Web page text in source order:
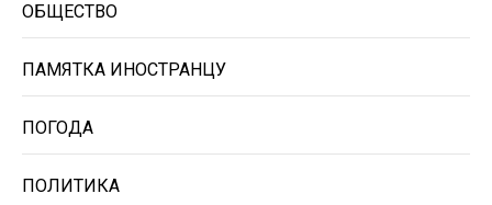
ОБЩЕСТВО
ПАМЯТКА ИНОСТРАНЦУ
ПОГОДА
ПОЛИТИКА